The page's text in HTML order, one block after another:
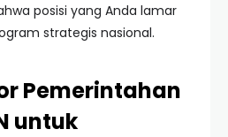
posisi yang Anda lamar
strategis nasional.
Pemerintahan
untuk